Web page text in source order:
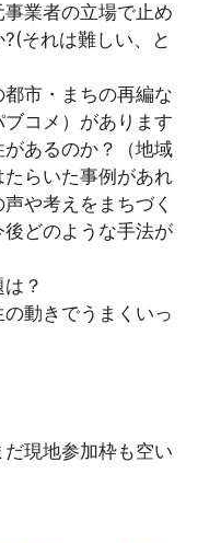
業者の立場で止め
それは難しい、と
都市・まちの再編な
コメ）があります
あるのか？（地域
らいた事例があれ
や考えをまちづく
どのような手法が
？
動きでうまくいっ
現地参加枠も空い